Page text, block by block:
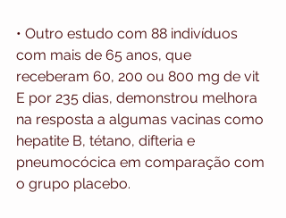
• Outro estudo com 88 indivíduos
com mais de 65 anos, que
receberam 60, 200 ou 800 mg de vit
E por 235 dias, demonstrou melhora
na resposta a algumas vacinas como
hepatite B, tétano, difteria e
pneumocócica em comparação com
o grupo placebo.